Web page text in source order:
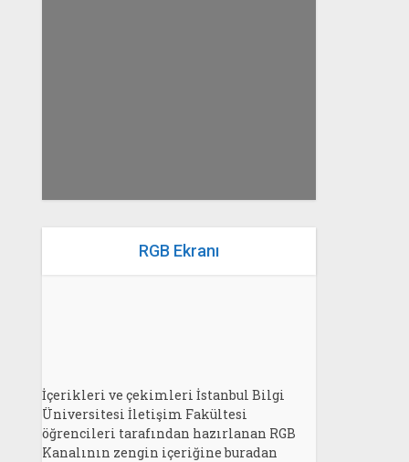
RGB Ekranı
İçerikleri ve çekimleri İstanbul Bilgi
Üniversitesi İletişim Fakültesi
öğrencileri tarafından hazırlanan RGB
Kanalının zengin içeriğine buradan